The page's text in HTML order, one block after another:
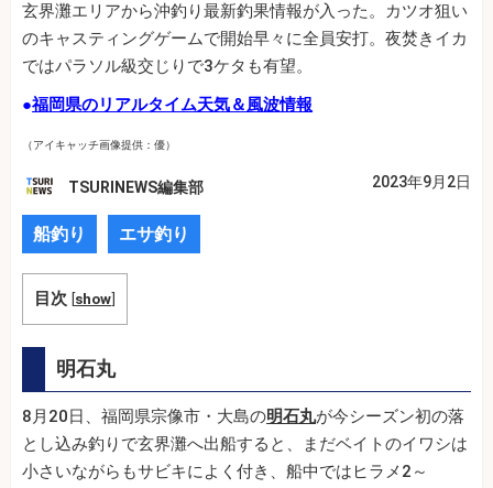
玄界灘エリアから沖釣り最新釣果情報が入った。カツオ狙い
のキャスティングゲームで開始早々に全員安打。夜焚きイカ
ではパラソル級交じりで3ケタも有望。
●福岡県のリアルタイム天気＆風波情報
（アイキャッチ画像提供：優）
TSURINEWS編集部 2023年9月2日
船釣り エサ釣り
目次 [show]
明石丸
8月20日、福岡県宗像市・大島の明石丸が今シーズン初の落
とし込み釣りで玄界灘へ出船すると、まだベイトのイワシは
小さいながらもサビキによく付き、船中ではヒラメ2～